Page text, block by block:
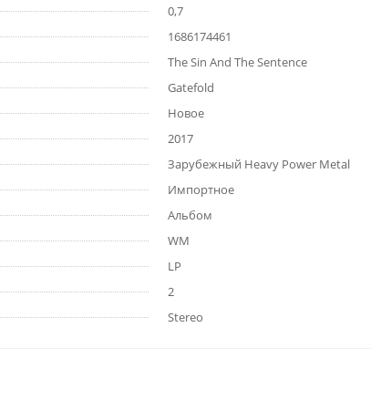
0,7
1686174461
The Sin And The Sentence
Gatefold
Новое
2017
Зарубежный Heavy Power Metal
Импортное
Альбом
WM
LP
2
Stereo